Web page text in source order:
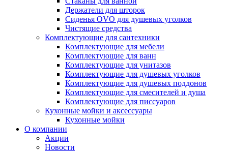
Держатели для шторок
Сиденья OVO для душевых уголков
Чистящие средства
Комплектующие для сантехники
Комплектующие для мебели
Комплектующие для ванн
Комплектующие для унитазов
Комплектующие для душевых уголков
Комплектующие для душевых поддонов
Комплектующие для смесителей и душа
Комплектующие для писсуаров
Кухонные мойки и аксессуары
Кухонные мойки
О компании
Акции
Новости